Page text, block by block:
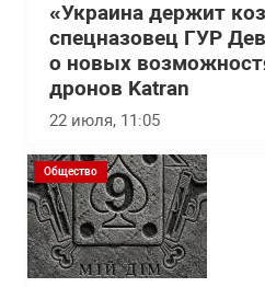
«Украина держит
спецназовец ГУР
о новых
дронов Katran
22 июля, 11:05
Общество